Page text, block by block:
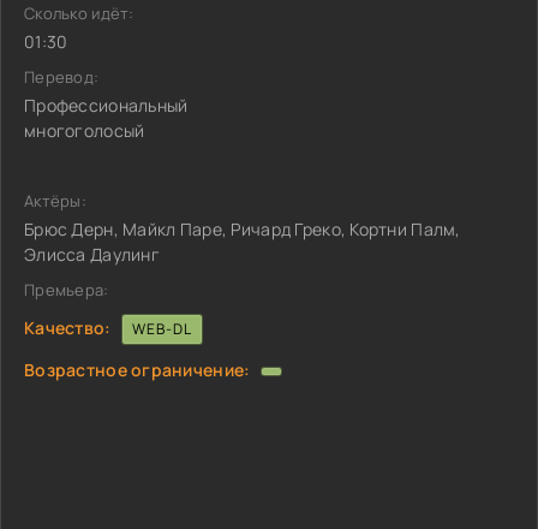
Сколько идёт:
01:30
Перевод:
Профессиональный
многоголосый
Актёры:
Брюс Дерн, Майкл Паре, Ричард Греко, Кортни Палм,
Элисса Даулинг
Премьера:
Качество: WEB-DL
Возрастное ограничение: